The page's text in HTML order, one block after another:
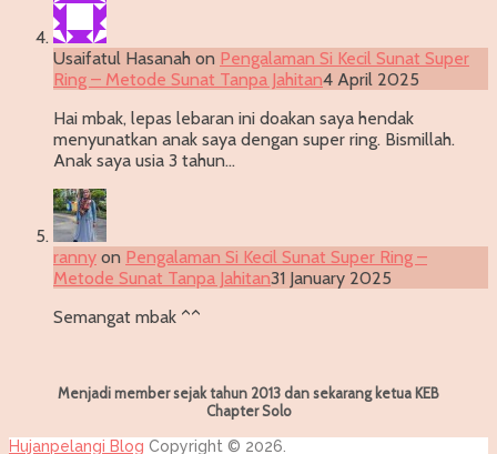
Usaifatul Hasanah on Pengalaman Si Kecil Sunat Super
Ring – Metode Sunat Tanpa Jahitan4 April 2025
Hai mbak, lepas lebaran ini doakan saya hendak
menyunatkan anak saya dengan super ring. Bismillah.
Anak saya usia 3 tahun…
ranny on Pengalaman Si Kecil Sunat Super Ring –
Metode Sunat Tanpa Jahitan31 January 2025
Semangat mbak ^^
Menjadi member sejak tahun 2013 dan sekarang ketua KEB
Chapter Solo
Hujanpelangi Blog Copyright © 2026.